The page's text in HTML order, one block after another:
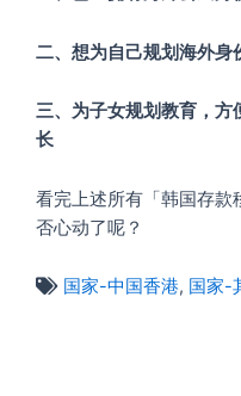
二、想为自己规划海外身
三、为子女规划教育，方
长
看完上述所有「韩国存款
否心动了呢？
国家-中国香港, 国家-